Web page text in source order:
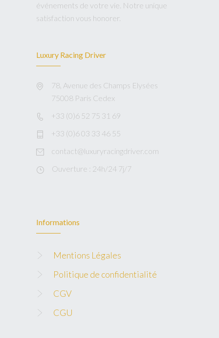
événements de votre vie. Notre unique
satisfaction vous honorer.
Luxury Racing Driver
78, Avenue des Champs Elysées
75008 Paris Cedex
+33 (0)6 52 75 31 69
+33 (0)6 03 33 46 55
contact@luxuryracingdriver.com
Ouverture : 24h/24 7j/7
Informations
Mentions Légales
Politique de confidentialité
CGV
CGU